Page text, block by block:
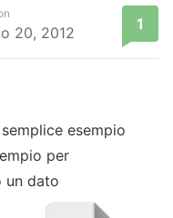
20, 2012 1
esempio
per
un dato